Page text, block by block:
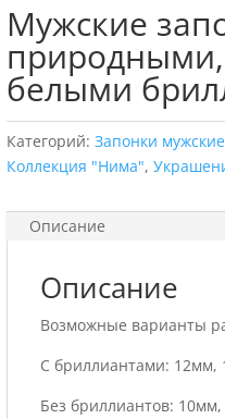
Мужские
белыми
Категорий:Запонки мужские
Коллекция "Нима",
Описание
Описание
Возможные варианты
С бриллиантами:
Без бриллиантов: